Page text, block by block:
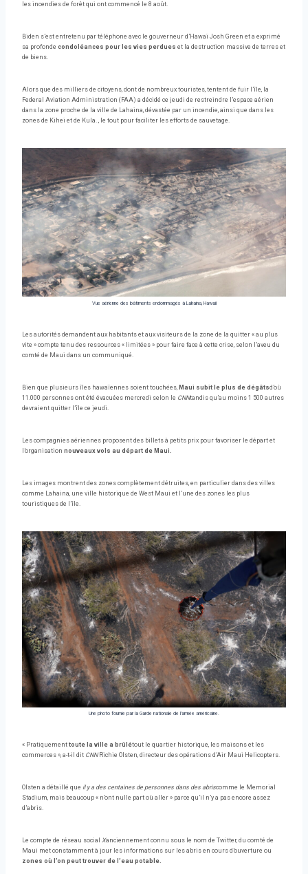
les incendies de forêt qui ont commencé le 8 août.
Biden s’est entretenu par téléphone avec le gouverneur d’Hawaï Josh Green et a exprimé
sa profonde condoléances pour les vies perdues et la destruction massive de terres et
de biens.
Alors que des milliers de citoyens, dont de nombreux touristes, tentent de fuir l’île, la
Federal Aviation Administration (FAA) a décidé ce jeudi de restreindre l’espace aérien
dans la zone proche de la ville de Lahaina, dévastée par un incendie, ainsi que dans les
zones de Kihei et de Kula. , le tout pour faciliter les efforts de sauvetage.
Vue aérienne des bâtiments endommagés à Lahaina, Hawaii
Les autorités demandent aux habitants et aux visiteurs de la zone de la quitter « au plus
vite » compte tenu des ressources « limitées » pour faire face à cette crise, selon l’aveu du
comté de Maui dans un communiqué.
Bien que plusieurs îles hawaïennes soient touchées, Maui subit le plus de dégâtsd’où
11.000 personnes ont été évacuées mercredi selon le CNNtandis qu’au moins 1 500 autres
devraient quitter l’île ce jeudi.
Les compagnies aériennes proposent des billets à petits prix pour favoriser le départ et
l’organisation nouveaux vols au départ de Maui.
Les images montrent des zones complètement détruites, en particulier dans des villes
comme Lahaina, une ville historique de West Maui et l’une des zones les plus
touristiques de l’île.
Une photo fournie par la Garde nationale de l’armée américaine.
« Pratiquement toute la ville a brûlétout le quartier historique, les maisons et les
commerces », a-t-il dit CNNRichie Olsten, directeur des opérations d’Air Maui Helicopters.
Olsten a détaillé que il y a des centaines de personnes dans des abriscomme le Memorial
Stadium, mais beaucoup « n’ont nulle part où aller » parce qu’il n’y a pas encore assez
d’abris.
Le compte de réseau social Xanciennement connu sous le nom de Twitter, du comté de
Maui met constamment à jour les informations sur les abris en cours d’ouverture ou
zones où l’on peut trouver de l’eau potable.